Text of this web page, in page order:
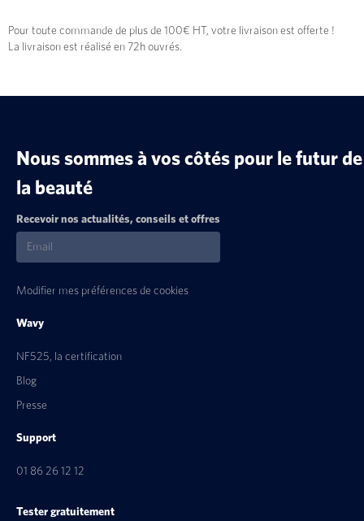
Pour toute commande de plus de 100€ HT, votre livraison est offerte !
La livraison est réalisé en 72h ouvrés.
Nous sommes à vos côtés pour le futur de
la beauté
Recevoir nos actualités, conseils et offres
Modifier mes préférences de cookies
Wavy
NF525, la certification
Blog
Presse
Support
01 86 26 12 12
Tester gratuitement